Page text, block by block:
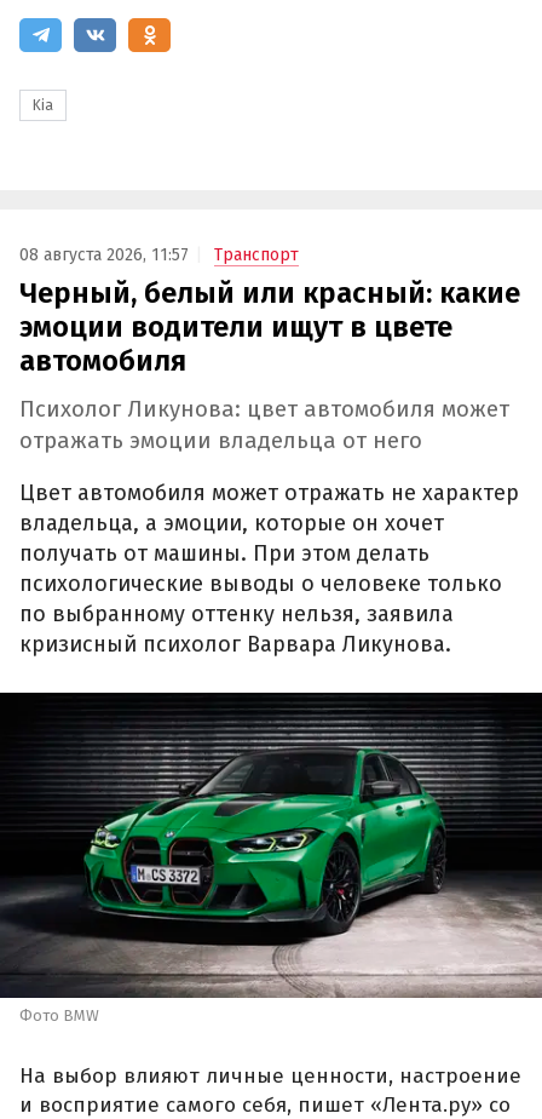
Kia
08 августа 2026, 11:57 Транспорт
Черный, белый или красный: какие
эмоции водители ищут в цвете
автомобиля
Психолог Ликунова: цвет автомобиля может
отражать эмоции владельца от него
Цвет автомобиля может отражать не характер
владельца, а эмоции, которые он хочет
получать от машины. При этом делать
психологические выводы о человеке только
по выбранному оттенку нельзя, заявила
кризисный психолог Варвара Ликунова.
Фото BMW
На выбор влияют личные ценности, настроение
и восприятие самого себя, пишет «Лента.ру» со